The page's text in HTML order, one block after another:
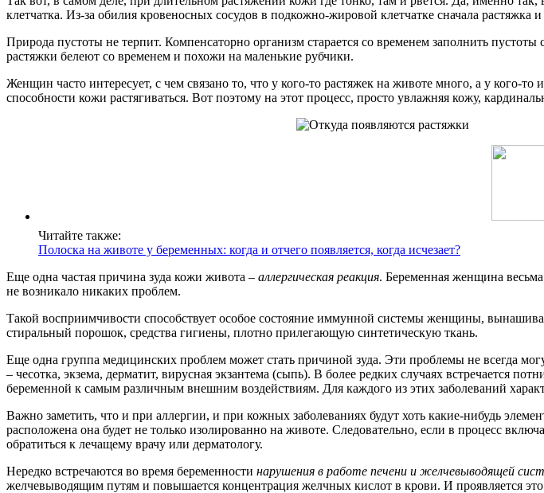
клетчатка. Из-за обилия кровеносных сосудов в подкожно-жировой клетчатке сначала растяжка
Природа пустоты не терпит. Компенсаторно организм старается со временем заполнить
растяжки белеют со временем и похожи на маленькие рубчики.
Женщин часто интересует, с чем связано то, что у кого-то растяжек на животе много, а у кого-
способности кожи растягиваться. Вот поэтому на этот процесс, просто увлажняя кожу,
Читайте также:
Полоска на животе у беременных: когда и отчего появляется, когда исчезает?
Еще одна частая причина зуда кожи живота – аллергическая реакция. Беременная женщина
не возникало никаких проблем.
Такой восприимчивости способствует особое состояние иммунной системы женщины,
стиральный порошок, средства гигиены, плотно прилегающую синтетическую ткань.
Еще одна группа медицинских проблем может стать причиной зуда. Эти проблемы не всегда
– чесотка, экзема, дерматит, вирусная экзантема (сыпь). В более редких случаях встречается
беременной к самым различным внешним воздействиям. Для каждого из этих заболеваний
Важно заметить, что и при аллергии, и при кожных заболеваниях будут хоть какие-нибудь
расположена она будет не только изолированно на животе. Следовательно, если в процесс
обратиться к лечащему врачу или дерматологу.
Нередко встречаются во время беременности нарушения в работе печени и желчевыводящей
желчевыводящим путям и повышается концентрация желчных кислот в крови. И проявляется это